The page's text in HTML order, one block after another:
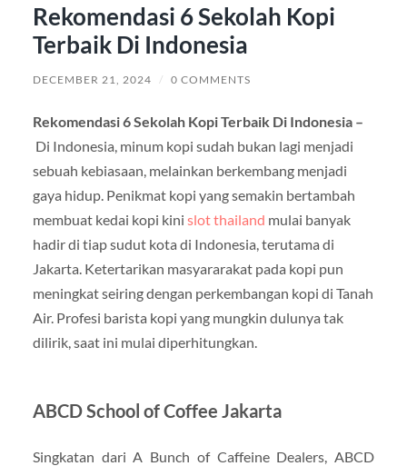
Rekomendasi 6 Sekolah Kopi
Terbaik Di Indonesia
DECEMBER 21, 2024 / 0 COMMENTS
Rekomendasi 6 Sekolah Kopi Terbaik Di Indonesia –
Di Indonesia, minum kopi sudah bukan lagi menjadi
sebuah kebiasaan, melainkan berkembang menjadi
gaya hidup. Penikmat kopi yang semakin bertambah
membuat kedai kopi kini slot thailand mulai banyak
hadir di tiap sudut kota di Indonesia, terutama di
Jakarta. Ketertarikan masyararakat pada kopi pun
meningkat seiring dengan perkembangan kopi di Tanah
Air. Profesi barista kopi yang mungkin dulunya tak
dilirik, saat ini mulai diperhitungkan.
ABCD School of Coffee Jakarta
Singkatan dari A Bunch of Caffeine Dealers, ABCD